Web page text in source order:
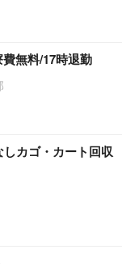
費無料/17時退勤
カゴ・カート回収